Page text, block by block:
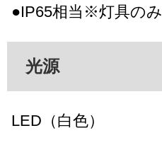
●IP65相当※灯具のみ
光源
LED（白色）